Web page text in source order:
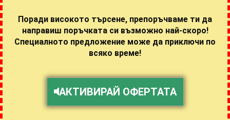
Поради високото търсене, препоръчваме ти да
направиш поръчката си възможно най-скоро!
Специалното предложение може да приключи по
всяко време!
АКТИВИРАЙ ОФЕРТАТА